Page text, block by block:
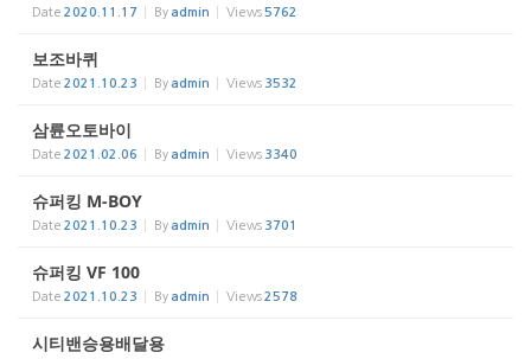
Date 2020.11.17 By admin Views5762
보조바퀴
Date 2021.10.23 By admin Views 3532
삼륜오토바이
Date 2021.02.06 By admin Views 3340
슈퍼킹 M-BOY
Date 2021.10.23 By admin Views 3701
슈퍼킹 VF 100
Date 2021.10.23 By admin Views2578
시티밴승용배달용